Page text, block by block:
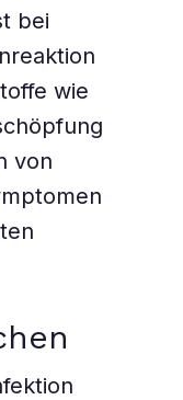
bei
wie
von